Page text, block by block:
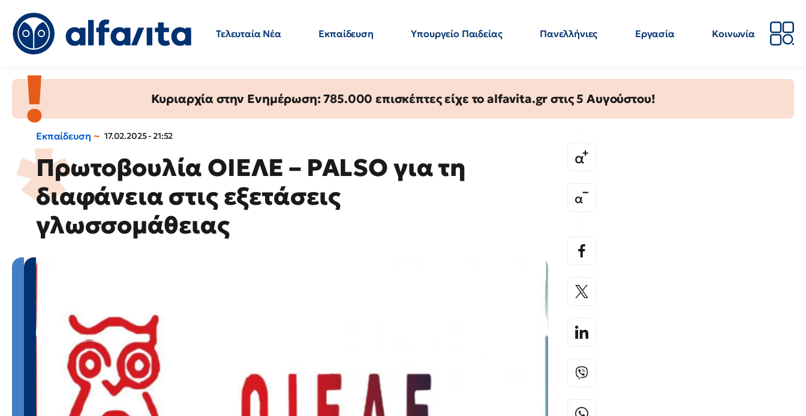
Τελευταία Νέα Εκπαίδευση Υπουργείο Παιδείας Πανελλήνιες Εργασία
Κοινωνία
Κυριαρχία στην Ενημέρωση: 785.000 επισκέπτες είχε το alfavita.gr στις 5 Αυγούστου!
Εκπαίδευση 17.02.2025 - 21:52
Πρωτοβουλία ΟΙΕΛΕ – PALSO για τη
διαφάνεια στις εξετάσεις
γλωσσομάθειας